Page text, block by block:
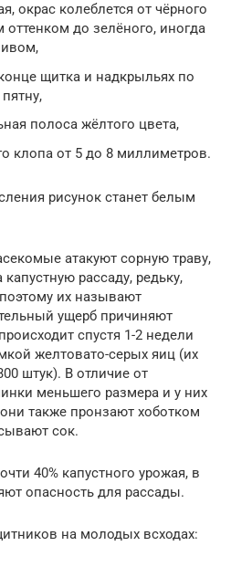
окрас колеблется от чёрного
оттенком до зелёного, иногда
щитка и надкрыльях по
полоса жёлтого цвета,
клопа от 5 до 8 миллиметров.
рисунок станет белым
атакуют сорную траву,
рассаду, редьку,
их называют
ущерб причиняют
спустя 1-2 недели
желтовато-серых яиц (их
штук). В отличие от
меньшего размера и у них
также пронзают хоботком
сок.
40% капустного урожая, в
опасность для рассады.
на молодых всходах: